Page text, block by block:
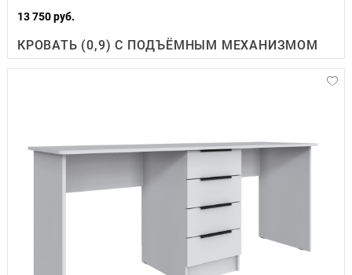
13 750 руб.
КРОВАТЬ (0,9) С ПОДЪЁМНЫМ МЕХАНИЗМОМ